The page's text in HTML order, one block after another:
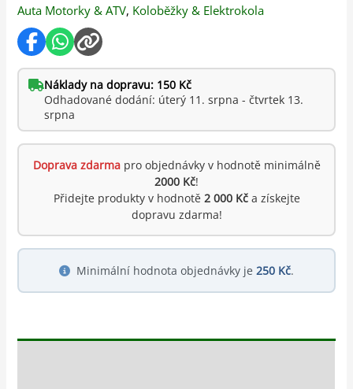
Auta Motorky & ATV, Koloběžky & Elektrokola
Náklady na dopravu: 150 Kč
Odhadované dodání: úterý 11. srpna - čtvrtek 13.
srpna
Doprava zdarmapro objednávky v hodnotě minimálně
2000 Kč!
Přidejte produkty v hodnotě 2 000 Kča získejte
dopravu zdarma!
Minimální hodnota objednávky je 250 Kč.